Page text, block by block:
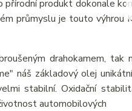
produkt dokonale
průmyslu je touto výhrou
drahokamem,
náš základový olej
stabilní. Oxidační
automobilových